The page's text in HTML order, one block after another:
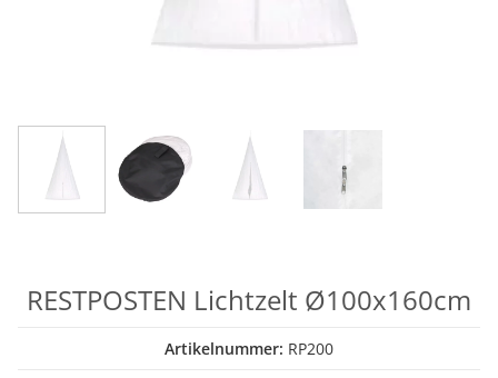
RESTPOSTEN Lichtzelt Ø100x160cm
Artikelnummer: RP200